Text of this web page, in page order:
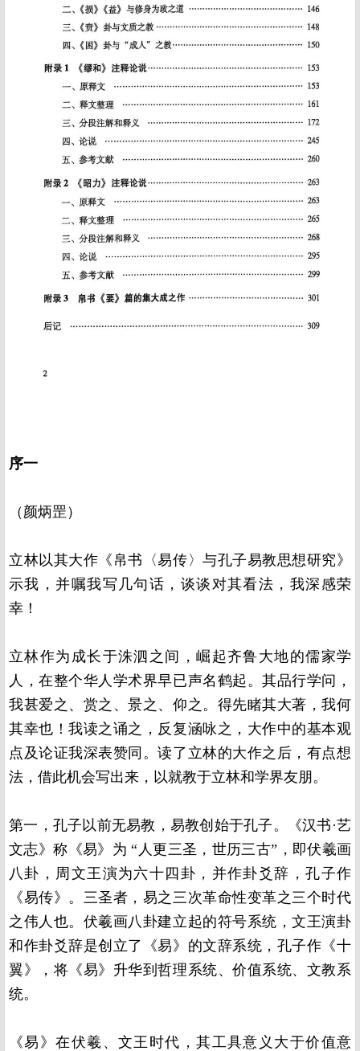
序一
（颜炳罡）
立林以其大作《帛书〈易传〉与孔子易教思想研究》
示我，并嘱我写几句话，谈谈对其看法，我深感荣
幸！
立林作为成长于洙泗之间，崛起齐鲁大地的儒家学
人，在整个华人学术界早已声名鹤起。其品行学问，
我甚爱之、赏之、景之、仰之。得先睹其大著，我何
其幸也！我读之诵之，反复涵咏之，大作中的基本观
点及论证我深表赞同。读了立林的大作之后，有点想
法，借此机会写出来，以就教于立林和学界友朋。
第一，孔子以前无易教，易教创始于孔子。《汉书·艺
文志》称《易》为 “人更三圣，世历三古”，即伏羲画
八卦，周文王演为六十四卦，并作卦爻辞，孔子作
《易传》。三圣者，易之三次革命性变革之三个时代
之伟人也。伏羲画八卦建立起的符号系统，文王演卦
和作卦爻辞是创立了《易》的文辞系统，孔子作《十
翼》，将《易》升华到哲理系统、价值系统、文教系
统。
《易》在伏羲、文王时代，其工具意义大于价值意